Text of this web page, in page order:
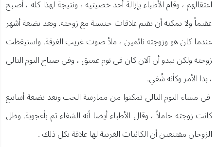
اعتقالهم ، وقام الأطباء بإزالة أحد خصيتيه ، ونتيجة لهذا كله ، أصبح
عقيماً ولا يمكنه أن يقيم علاقات جنسية مع زوجته. وبعد بضعة أشهر
عندما كان هو وزوجته نائمين ، ملأ صوت غريب الغرفة. واستيقظت
زوجته ولكن يبدو أن آلان كان في نوم عميق ، وفي صباح اليوم التالي
، بدا الأمر وكأنه شُفي.
في مساء اليوم التالي تمكنوا من ممارسة الحب وبعد بضعة أسابيع
كانت زوجته حاملاً ، وقال الأطباء أيضا أنه الشفاء تم بأعجوبة. وظل
الزوجان مقتنعين أن الكائنات الغريبة لها علاقة بكل ذلك .